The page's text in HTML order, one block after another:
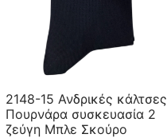
2148-15 Ανδρικές κάλτσες
Πουρνάρα συσκευασία 2
ζεύγη Μπλε Σκούρο